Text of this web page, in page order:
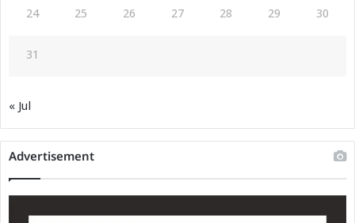
24 25 26 27 28 29 30
31
« Jul
Advertisement